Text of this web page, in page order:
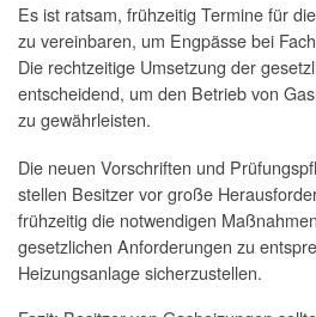
Es ist ratsam, frühzeitig Termine für
zu vereinbaren, um Engpässe bei
Die rechtzeitige Umsetzung der
entscheidend, um den Betrieb von
zu gewährleisten.
Die neuen Vorschriften und
stellen Besitzer vor große
frühzeitig die notwendigen
gesetzlichen Anforderungen zu
Heizungsanlage sicherzustellen.